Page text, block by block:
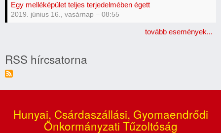
Egy melléképület teljes terjedelmében égett
2019. június 16., vasárnap – 08:55
tovább események...
RSS hírcsatorna
Hunyai, Csárdaszállási, Gyomaendrődi
Önkormányzati Tűzoltóság